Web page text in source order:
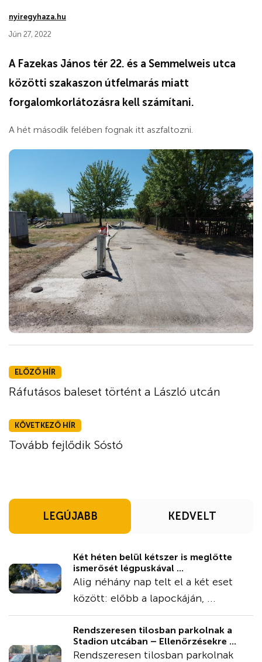
nyiregyhaza.hu
Jún 27, 2022
A Fazekas János tér 22. és a Semmelweis utca
közötti szakaszon útfelmarás miatt
forgalomkorlátozásra kell számítani.
A hét második felében fognak itt aszfaltozni.
ELŐZŐ HÍR
Ráfutásos baleset történt a László utcán
KÖVETKEZŐ HÍR
Tovább fejlődik Sóstó
LEGÚJABB KEDVELT
Két héten belül kétszer is meglőtte
ismerősét légpuskával ...
Alig néhány nap telt el a két eset
között: előbb a lapockáján, ...
Rendszeresen tilosban parkolnak a
Stadion utcában – Ellenőrzésekre ...
Rendszeresen tilosban parkolnak